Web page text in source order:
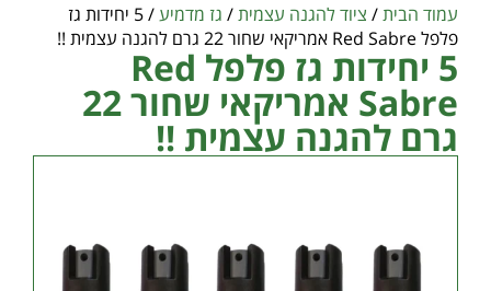
עמוד הבית/ ציוד להגנה עצמית/ גז מדמיע
/ 5 יחידות גז
פלפל Red Sabre אמריקאי שחור 22 גרם להגנה עצמית !!
5 יחידות גז פלפל Red
Sabre אמריקאי שחור 22
גרם להגנה עצמית !!